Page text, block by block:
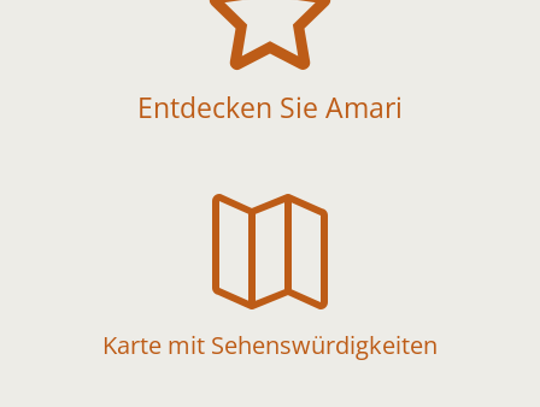
Entdecken Sie Amari

Karte mit Sehenswürdigkeiten